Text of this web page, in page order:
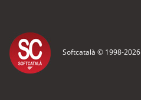
Softcatalà © 1998-2026